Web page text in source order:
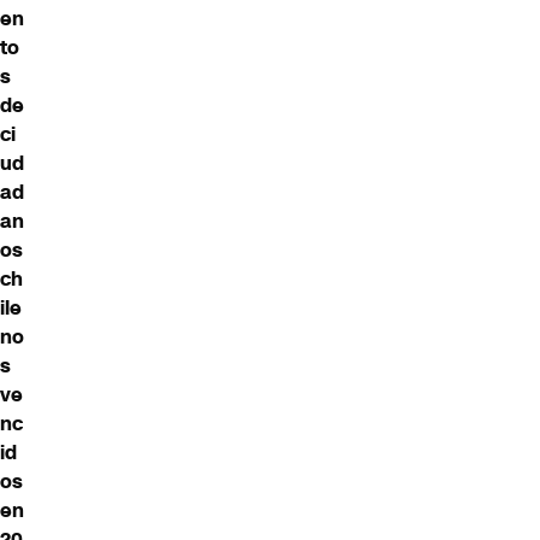
en
to
s
de
ci
ud
ad
an
os
ch
ile
no
s
ve
nc
id
os
en